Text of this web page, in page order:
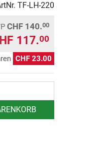
TF-LH-220
CHF 140.00
117.00
CHF 23.00